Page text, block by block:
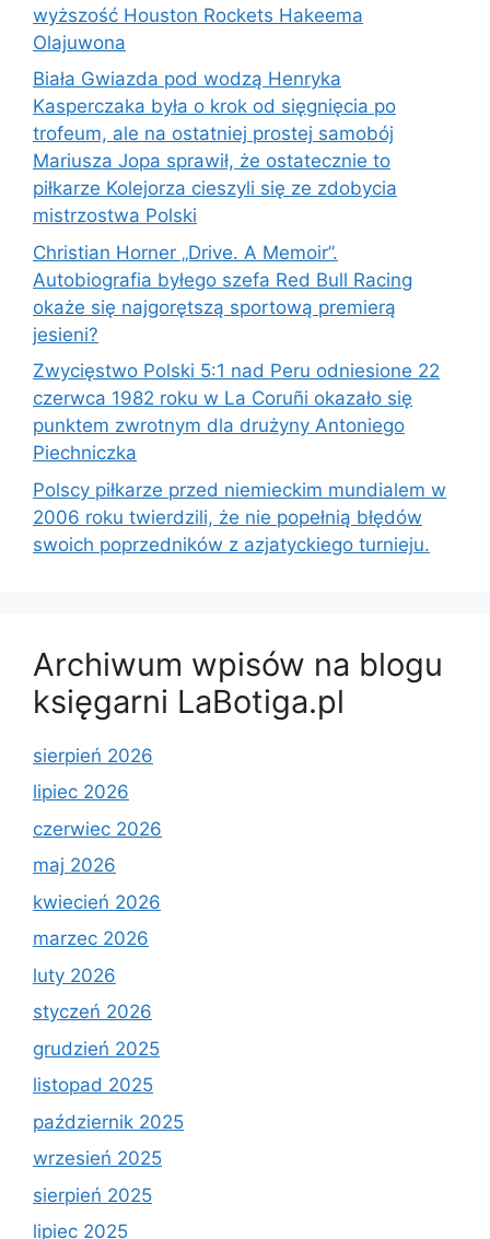
wyższość Houston Rockets Hakeema
Olajuwona
Biała Gwiazda pod wodzą Henryka
Kasperczaka była o krok od sięgnięcia po
trofeum, ale na ostatniej prostej samobój
Mariusza Jopa sprawił, że ostatecznie to
piłkarze Kolejorza cieszyli się ze zdobycia
mistrzostwa Polski
Christian Horner „Drive. A Memoir”.
Autobiografia byłego szefa Red Bull Racing
okaże się najgorętszą sportową premierą
jesieni?
Zwycięstwo Polski 5:1 nad Peru odniesione 22
czerwca 1982 roku w La Coruñi okazało się
punktem zwrotnym dla drużyny Antoniego
Piechniczka
Polscy piłkarze przed niemieckim mundialem w
2006 roku twierdzili, że nie popełnią błędów
swoich poprzedników z azjatyckiego turnieju.
Archiwum wpisów na blogu
księgarni LaBotiga.pl
sierpień 2026
lipiec 2026
czerwiec 2026
maj 2026
kwiecień 2026
marzec 2026
luty 2026
styczeń 2026
grudzień 2025
listopad 2025
październik 2025
wrzesień 2025
sierpień 2025
lipiec 2025